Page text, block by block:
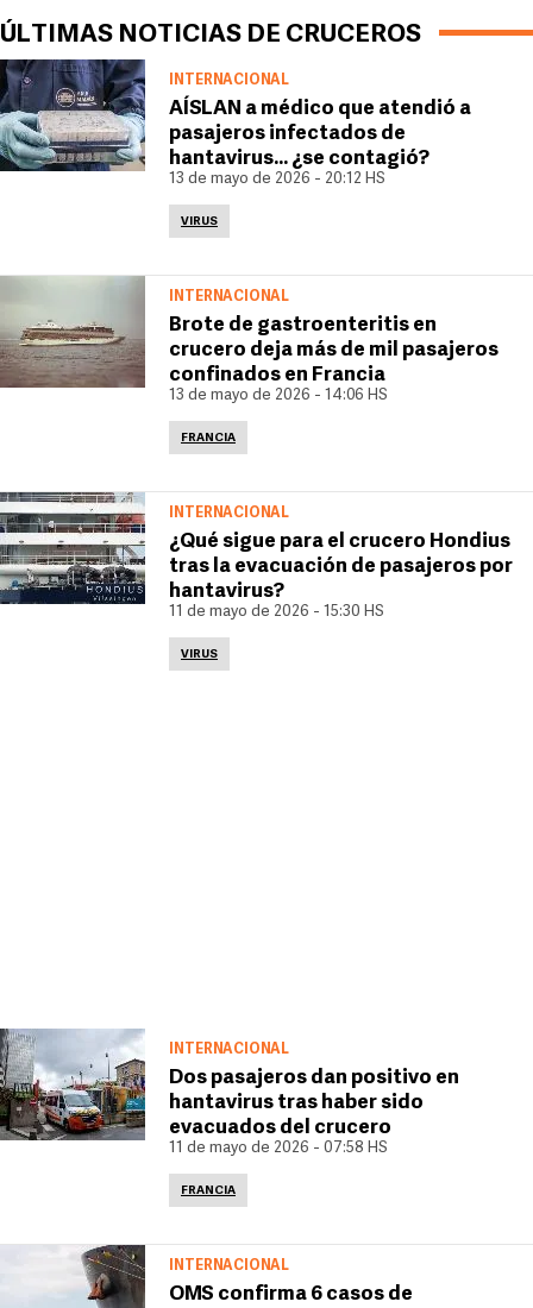
ÚLTIMAS NOTICIAS DE CRUCEROS
INTERNACIONAL
AÍSLAN a médico que atendió a
pasajeros infectados de
hantavirus... ¿se contagió?
13 de mayo de 2026 - 20:12 HS
VIRUS
INTERNACIONAL
Brote de gastroenteritis en
crucero deja más de mil pasajeros
confinados en Francia
13 de mayo de 2026 - 14:06 HS
FRANCIA
INTERNACIONAL
¿Qué sigue para el crucero Hondius
tras la evacuación de pasajeros por
hantavirus?
11 de mayo de 2026 - 15:30 HS
VIRUS
INTERNACIONAL
Dos pasajeros dan positivo en
hantavirus tras haber sido
evacuados del crucero
11 de mayo de 2026 - 07:58 HS
FRANCIA
INTERNACIONAL
OMS confirma 6 casos de